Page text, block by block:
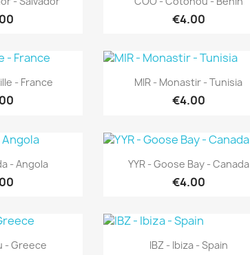
€4.00
view
- France Quick view
MIR - Monastir - Tunisia
€4.00
view
- Angola Quick view
YYR - Goose Bay - Canada
€4.00
view
- Greece  Quick view
IBZ - Ibiza - Spain